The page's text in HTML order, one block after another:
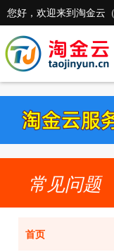
您好，欢迎来到淘金云
常见问题
首页